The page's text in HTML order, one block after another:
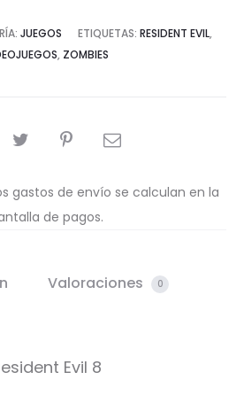
JUEGOS ETIQUETAS: RESIDENT EVIL,
, ZOMBIES
gastos de envío se calculan en la
de pagos.
Valoraciones 0
Evil 8